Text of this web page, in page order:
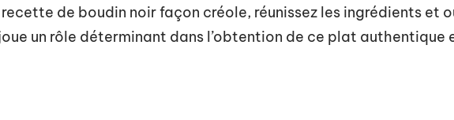
de boudin noir façon créole, réunissez les ingrédients et
un rôle déterminant dans l’obtention de ce plat authentique